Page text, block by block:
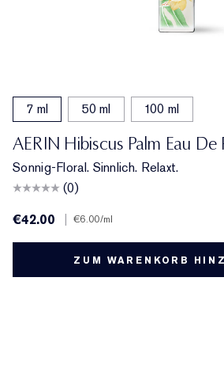
7 ml 50 ml 100 ml
AERIN Hibiscus Palm Eau De
Sonnig-Floral. Sinnlich. Relaxt.
(0)
€42.00
€6.00/ml
ZUM WARENKORB